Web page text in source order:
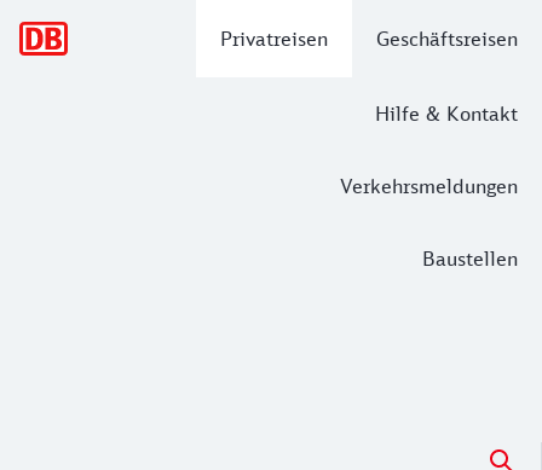
Privatreisen Geschäftsreisen
Hilfe & Kontakt
Verkehrsmeldungen
Baustellen